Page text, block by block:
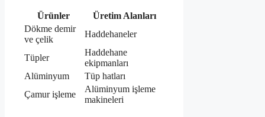
Ürünler
Üretim Alanları
Dökme demir
ve çelik
Haddehaneler
Tüpler
Haddehane
ekipmanları
Alüminyum
Tüp hatları
Çamur işleme
Alüminyum işleme
makineleri